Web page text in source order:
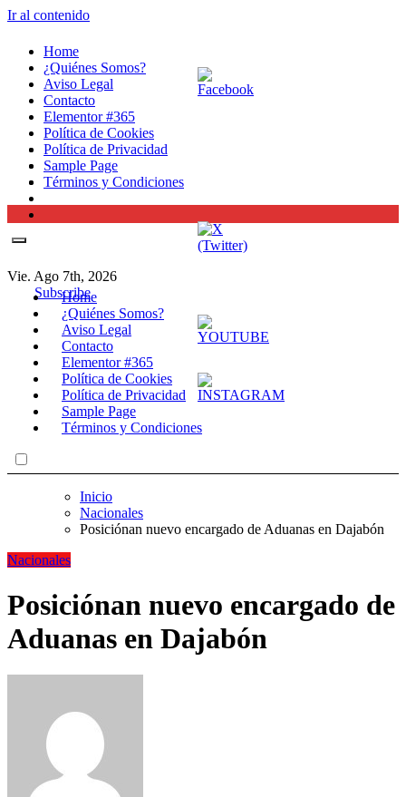
Ir al contenido
Home
¿Quiénes Somos?
Aviso Legal
Contacto
Elementor #365
Política de Cookies
Política de Privacidad
Sample Page
Términos y Condiciones
Vie. Ago 7th, 2026
Subscribe
Home
¿Quiénes Somos?
Aviso Legal
Contacto
Elementor #365
Política de Cookies
Política de Privacidad
Sample Page
Términos y Condiciones
Inicio
Nacionales
Posiciónan nuevo encargado de Aduanas en Dajabón
Nacionales
Posiciónan nuevo encargado de
Aduanas en Dajabón